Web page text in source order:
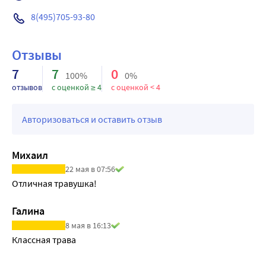
8(495)705-93-80
Отзывы
7
отзывов
7 100%
с оценкой ≥ 4
0 0%
с оценкой < 4
Авторизоваться и оставить отзыв
Михаил
22 мая в 07:56
Отличная травушка!
Галина
8 мая в 16:13
Классная трава